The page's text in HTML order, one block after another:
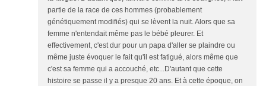
partie de la race de ces hommes (probablement
génétiquement modifiés) qui se lèvent la nuit. Alors que sa
femme n'entendait même pas le bébé pleurer. Et
effectivement, c'est dur pour un papa d'aller se plaindre ou
même juste évoquer le fait qu'il est fatigué, alors même que
c'est sa femme qui a accouché, etc...D'autant que cette
histoire se passe il y a presque 20 ans. Et à cette époque, on